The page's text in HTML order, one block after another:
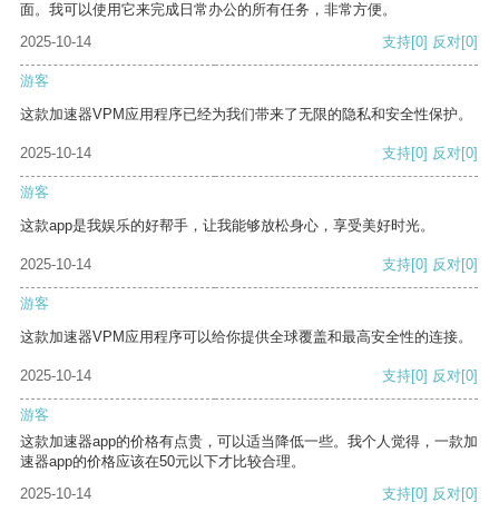
面。我可以使用它来完成日常办公的所有任务，非常方便。
2025-10-14
支持[0] 反对[0]
游客
这款加速器VPM应用程序已经为我们带来了无限的隐私和安全性保护。
2025-10-14 支持[0] 反对[0]
游客
这款app是我娱乐的好帮手，让我能够放松身心，享受美好时光。
2025-10-14 支持[0] 反对[0]
游客
这款加速器VPM应用程序可以给你提供全球覆盖和最高安全性的连接。
2025-10-14 支持[0] 反对[0]
游客
这款加速器app的价格有点贵，可以适当降低一些。我个人觉得，一款加
速器app的价格应该在50元以下才比较合理。
2025-10-14
支持[0] 反对[0]